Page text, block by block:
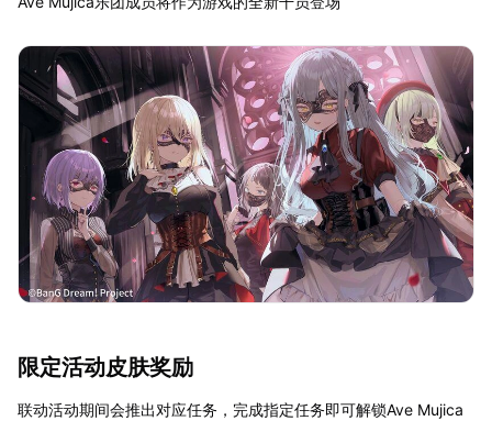
限定活动皮肤奖励
联动活动期间会推出对应任务，完成指定任务即可解锁Ave Mujica